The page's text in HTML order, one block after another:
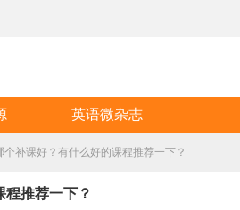
英语微杂志
个补课好？有什么好的课程推荐一下？
程推荐一下？